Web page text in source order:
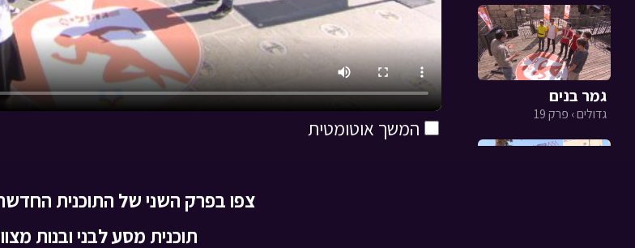
המשך אוטומטית
גמר בנים
גדולים › פרק 19
צפו בפרק השני של התוכנית
תוכנית מסע לבני ובנות